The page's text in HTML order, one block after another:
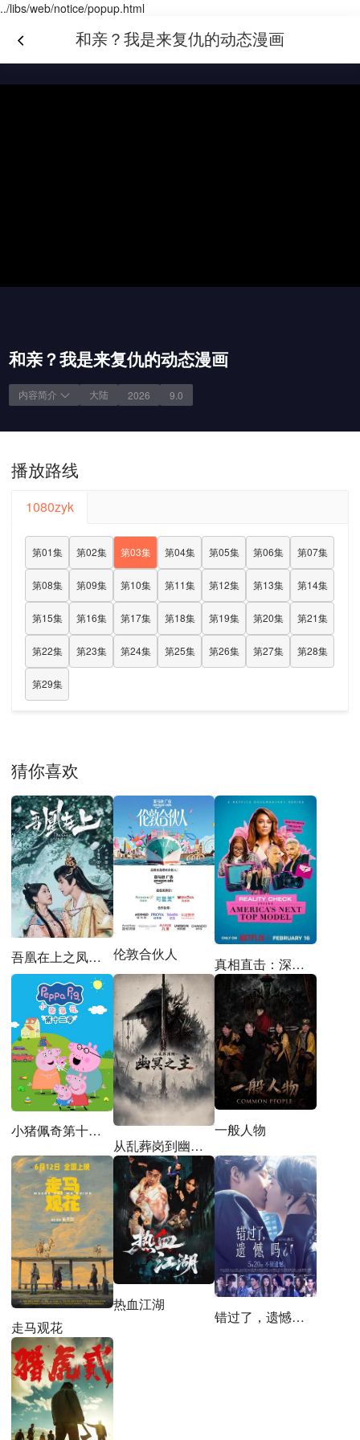
../libs/web/notice/popup.html
和亲？我是来复仇的动态漫画
和亲？我是来复仇的动态漫画
内容简介 大陆 2026 9.0
播放路线
1080zyk
第01集 第02集 第03集 第04集 第05集 第06集 第07集
第08集 第09集 第10集 第11集 第12集 第13集 第14集
第15集 第16集 第17集 第18集 第19集 第20集 第21集
第22集 第23集 第24集 第25集 第26集 第27集 第28集
第29集
猜你喜欢
吾凰在上之凤御四方 伦敦合伙人
真相直击：深入全美超模大赛第一季
小猪佩奇第十二季国语
从乱葬岗到幽冥之主
一般人物
走马观花
热血江湖
错过了，遗憾吗？